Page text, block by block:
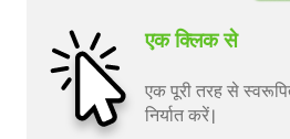
एक क्लिक से
एक पूरी तरह से
निर्यात करें।